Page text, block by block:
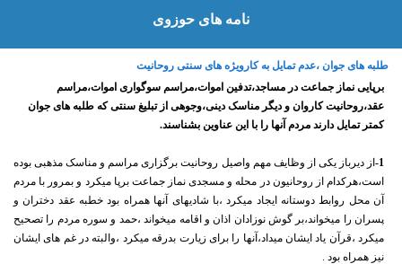
نامه های حوزوی
طلبه های جوان ،عدم تمایل به کارویژه های سنتی روحانیت
برپایی نماز جماعت در مساجد،تدفین اموات،مراسم سوگواری اموات،مراسم
عقد،روحانیت کاروان و دیگر مناسک دینی،وجوهی از تبلیغ سنتی که طلبه های جوان
کمتر تمایل دارند مردم آنها را با این عناوین بشناسند.
1-
از دیرباز یکی از وظایف مهم واصیل روحانیت برگزاری مراسم و مناسک مذهبی بوده
است،هرکدام از روحانیون در محله و مسجدی نماز جماعت برپا میکرد و بمرور با مردم
آن محل روابط دوستانه ایجاد میکرد ،با شادیهای آنها همراه بود خطبه عقد دختران و
پسران را میخواند،بر گوش نوزادان اذان و اقامه میخواند ،حمد و سوره مردم را تصحیح
میکرد ،قرآن یاد ایشان میداد،آنها را برای زیارت بدرقه میکرد ،والبته در غم های ایشان
نیز همراه بود .